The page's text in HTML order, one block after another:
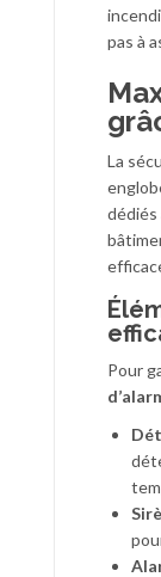
pas à
La
dédiés
Pour